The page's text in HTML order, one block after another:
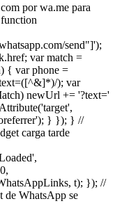
por wa.me para
send"]');
var match =
{ var phone =
); var
newUrl += '?text='
} }); } //
carga tarde
t); }); //
de WhatsApp se